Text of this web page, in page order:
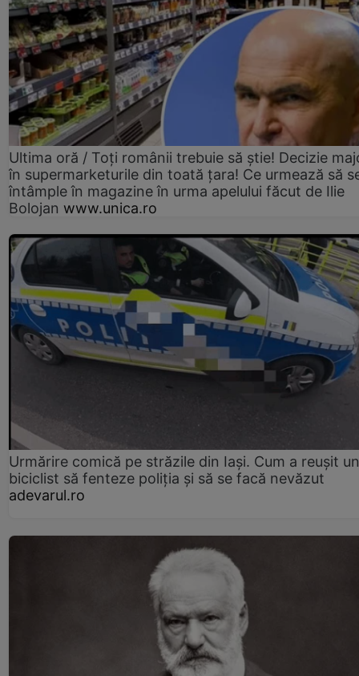
Ultima oră / Toți românii trebuie să știe! Decizie
în supermarketurile din toată țara! Ce urmează să
întâmple în magazine în urma apelului făcut de Ilie
Bolojan www.unica.ro
Urmărire comică pe străzile din Iași. Cum a reușit un
biciclist să fenteze poliția și să se facă nevăzut
adevarul.ro